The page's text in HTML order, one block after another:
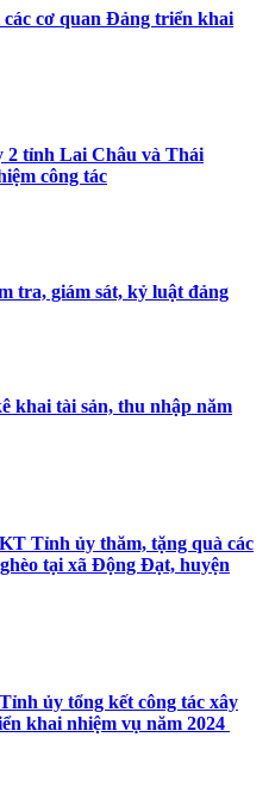
cơ quan Đảng triển khai
2 tỉnh Lai Châu và Thái
công tác
tra, giám sát, kỷ luật đảng
khai tài sản, thu nhập năm
Tỉnh ủy thăm, tặng quà các
tại xã Động Đạt, huyện
ủy tổng kết công tác xây
khai nhiệm vụ năm 2024